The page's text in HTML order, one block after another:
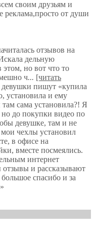
своим друзьям и
реклама,просто от души
отзывов на
дельную
но вот что то
ч... [читать
девушки пишут «купила
установила и ему
сама установила?! Я
до покупки видео по
девушке, там и не
чехлы установил
в офисе на
вместе посмеялись.
интернет
и рассказывают
спасибо и за
»